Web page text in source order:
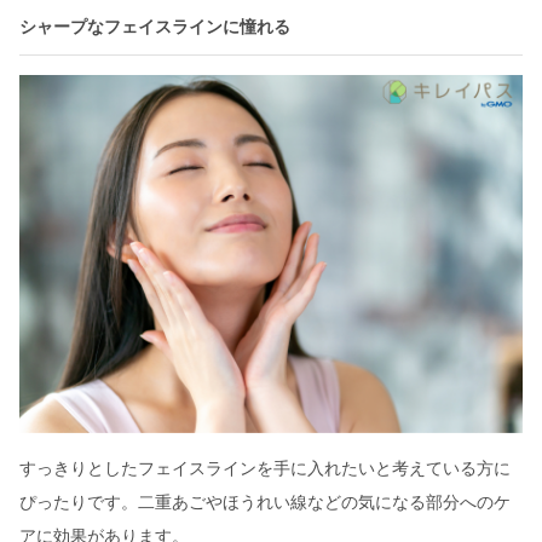
シャープなフェイスラインに憧れる
すっきりとしたフェイスラインを手に入れたいと考えている方に
ぴったりです。二重あごやほうれい線などの気になる部分へのケ
アに効果があります。